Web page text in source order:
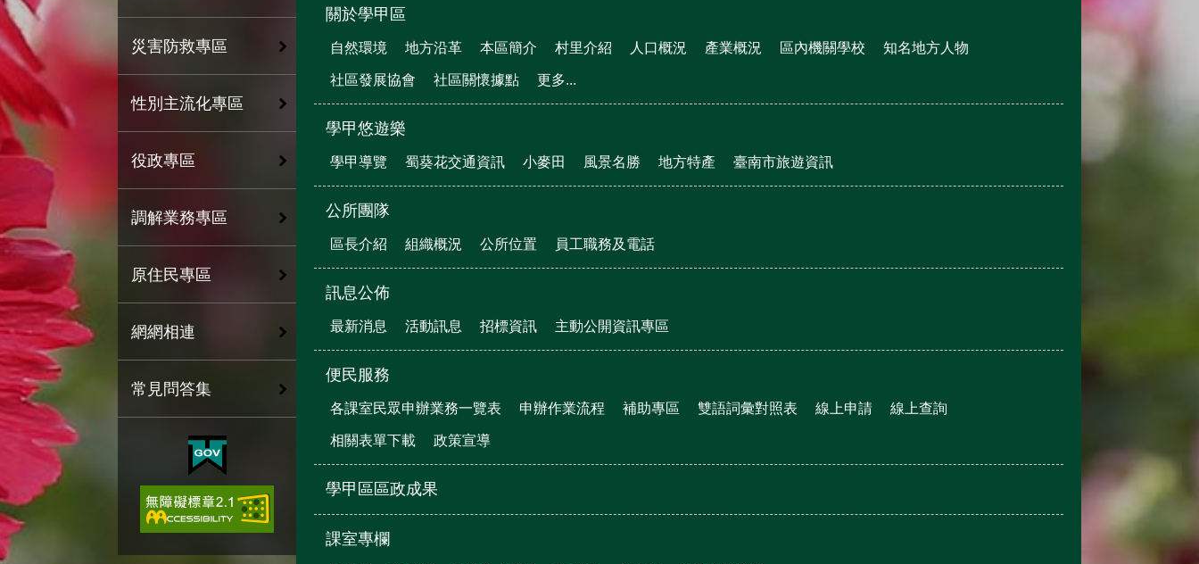
災害防救專區
性別主流化專區
役政專區
調解業務專區
原住民專區
網網相連
常見問答集
關於學甲區
自然環境 地方沿革 本區簡介 村里介紹 人口概況 產業概況 區內機關學校 知名地方人物
社區發展協會 社區關懷據點 更多...
學甲悠遊樂
學甲導覽 蜀葵花交通資訊 小麥田 風景名勝 地方特產 臺南市旅遊資訊
公所團隊
區長介紹 組織概況 公所位置 員工職務及電話
訊息公佈
最新消息 活動訊息 招標資訊 主動公開資訊專區
便民服務
各課室民眾申辦業務一覽表 申辦作業流程 補助專區 雙語詞彙對照表 線上申請 線上查詢
相關表單下載 政策宣導
學甲區區政成果
課室專欄